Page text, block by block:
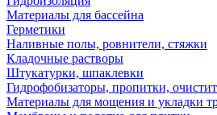
Материалы для бассейна
Герметики
Наливные полы, ровнители, стяжки
Кладочные растворы
Штукатурки, шпаклевки
Гидрофобизаторы, пропитки,
Материалы для мощения и укладки